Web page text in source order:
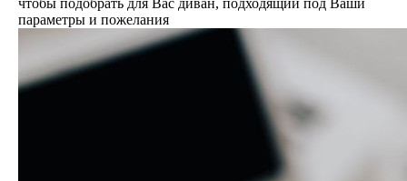
чтобы подобрать для Вас диван, подходящий под Ваши
параметры и пожелания